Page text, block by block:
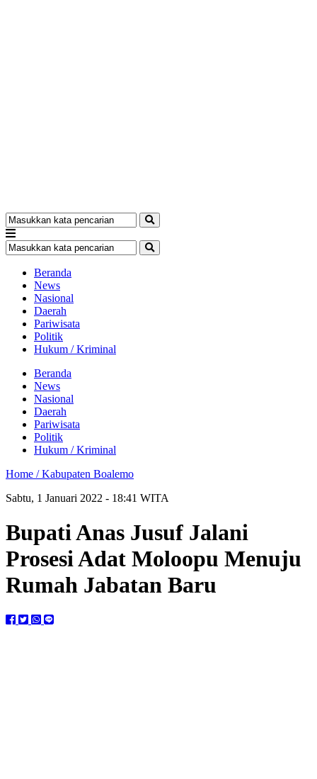
Beranda
News
Nasional
Daerah
Pariwisata
Politik
Hukum / Kriminal
Beranda
News
Nasional
Daerah
Pariwisata
Politik
Hukum / Kriminal
Home /Kabupaten Boalemo
Sabtu, 1 Januari 2022 - 18:41 WITA
Bupati Anas Jusuf Jalani
Prosesi Adat Moloopu Menuju
Rumah Jabatan Baru